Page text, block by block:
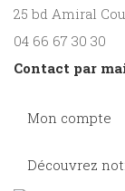
25 bd Amiral
04 66 67 30 30
Contact par
Mon compte
Découvrez